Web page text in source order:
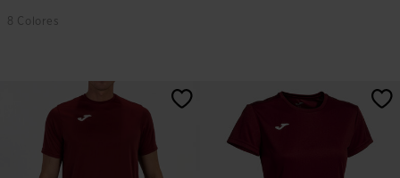
8 Colores
4,3 sobre 5 de valoración de clientes 4,6 sobre 5 de valoración de